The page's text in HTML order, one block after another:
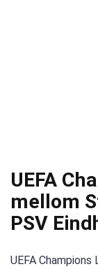
UEFA
mellom
PSV
UEFA